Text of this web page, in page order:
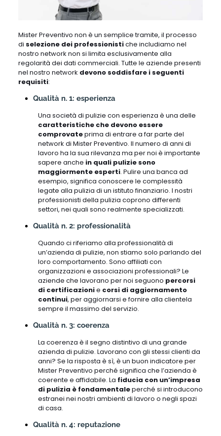
Mister Preventivo non è un semplice tramite, il processo
di selezione dei professionistiche includiamo nel
nostro network non si limita esclusivamente alla
regolarità dei dati commerciali. Tutte le aziende presenti
nel nostro network devono soddisfare i seguenti
requisiti:
Qualità n. 1: esperienza
Una società di pulizie con esperienza è una delle
caratteristiche che devono essere
comprovateprima di entrare a far parte del
network di Mister Preventivo. Il numero di anni di
lavoro ha la sua rilevanza ma per noi è importante
sapere anche in quali pulizie sono
maggiormente esperti. Pulire una banca ad
esempio, significa conoscere le complessità
legate alla pulizia di un istituto finanziario. I nostri
professionisti della pulizia coprono differenti
settori, nei quali sono realmente specializzati.
Qualità n. 2: professionalità
Quando ci riferiamo alla professionalità di
un’azienda di pulizie, non stiamo solo parlando del
loro comportamento. Sono affiliati con
organizzazioni e associazioni professionali? Le
aziende che lavorano per noi seguono percorsi
di certificazionie corsi di aggiornamento
continui, per aggiornarsi e fornire alla clientela
sempre il massimo del servizio.
Qualità n. 3: coerenza
La coerenza è il segno distintivo di una grande
azienda di pulizie. Lavorano con gli stessi clienti da
anni? Se la risposta è sì, è un buon indicatore per
Mister Preventivo perché significa che l’azienda è
coerente e affidabile. La fiducia con un’impresa
di pulizia è fondamentaleperché si introducono
estranei nei nostri ambienti di lavoro o negli spazi
di casa.
Qualità n. 4: reputazione